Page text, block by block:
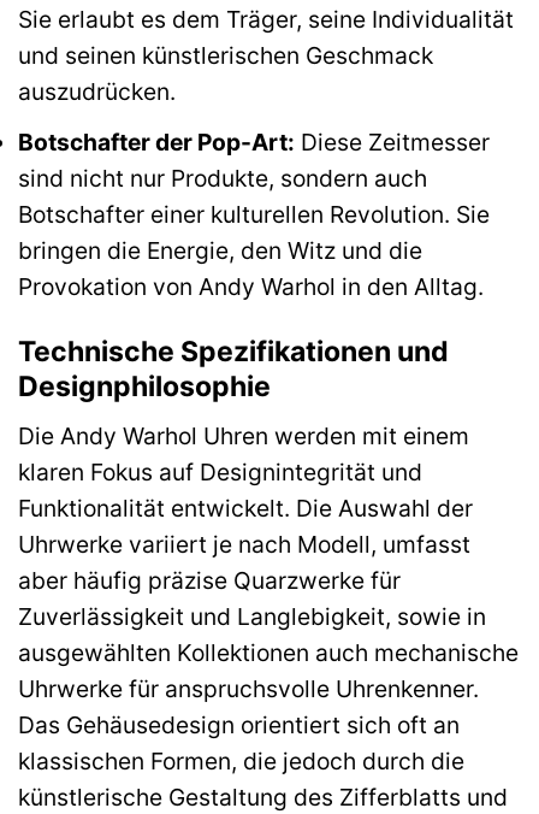
Sie erlaubt es dem Träger, seine Individualität
und seinen künstlerischen Geschmack
auszudrücken.
Botschafter der Pop-Art: Diese Zeitmesser
sind nicht nur Produkte, sondern auch
Botschafter einer kulturellen Revolution. Sie
bringen die Energie, den Witz und die
Provokation von Andy Warhol in den Alltag.
Technische Spezifikationen und
Designphilosophie
Die Andy Warhol Uhren werden mit einem
klaren Fokus auf Designintegrität und
Funktionalität entwickelt. Die Auswahl der
Uhrwerke variiert je nach Modell, umfasst
aber häufig präzise Quarzwerke für
Zuverlässigkeit und Langlebigkeit, sowie in
ausgewählten Kollektionen auch mechanische
Uhrwerke für anspruchsvolle Uhrenkenner.
Das Gehäusedesign orientiert sich oft an
klassischen Formen, die jedoch durch die
künstlerische Gestaltung des Zifferblatts und